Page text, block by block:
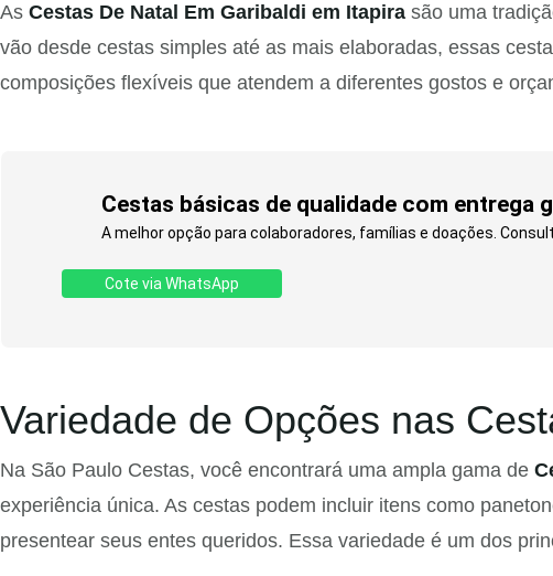
As Cestas De Natal Em Garibaldi em Itapira são uma
vão desde cestas simples até as mais elaboradas, essas
composições flexíveis que atendem a diferentes gostos e
Cestas básicas de qualidade com entrega
A melhor opção para colaboradores, famílias e doações.
Cote via WhatsApp
Variedade de Opções nas
Na São Paulo Cestas, você encontrará uma ampla gama de
experiência única. As cestas podem incluir itens como
presentear seus entes queridos. Essa variedade é um dos